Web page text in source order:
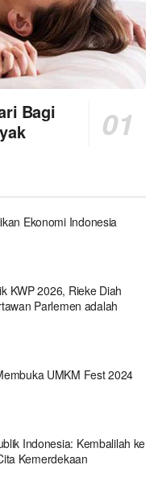
Bagi
Ekonomi Indonesia
KWP 2026, Rieke Diah
Parlemen adalah
UMKM Fest 2024
Indonesia: Kembalilah ke
Kemerdekaan